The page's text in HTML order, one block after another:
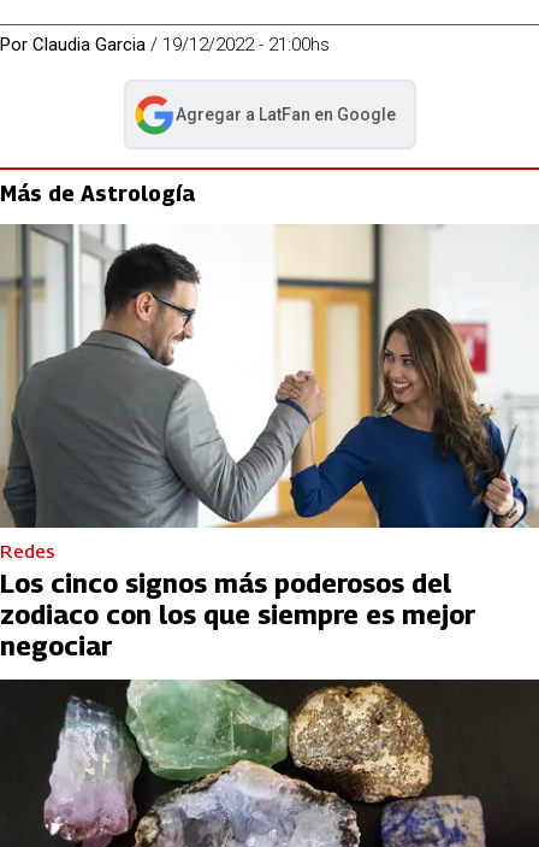
Por Claudia Garcia / 19/12/2022 - 21:00hs
Agregar a LatFan en Google
abre en nueva pestaña
Más de Astrología
Redes
Los cinco signos más poderosos del
zodiaco con los que siempre es mejor
negociar